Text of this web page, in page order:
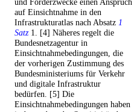
und Förderzwecke einen Anspruch
auf Einsichtnahme in den
Infrastrukturatlas nach Absatz 1
Satz1. [4] Näheres regelt die
Bundesnetzagentur in
Einsichtnahmebedingungen, die
der vorherigen Zustimmung des
Bundesministeriums für Verkehr
und digitale Infrastruktur
bedürfen. [5] Die
Einsichtnahmebedingungen haben